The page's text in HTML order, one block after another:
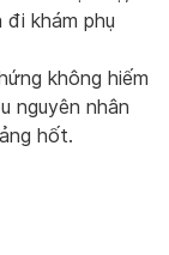
khám phụ
không hiếm
nguyên nhân
hốt.